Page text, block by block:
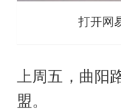
打开网
上周五，曲阳
盟。